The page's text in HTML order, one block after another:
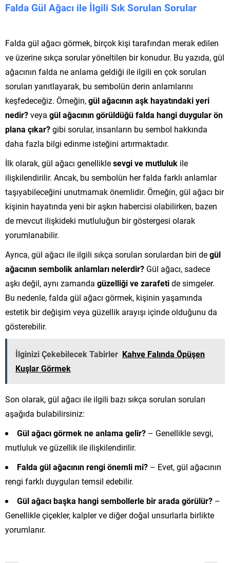
Falda Gül Ağacı ile İlgili Sık Sorulan Sorular
Falda gül ağacı görmek, birçok kişi tarafından merak edilen
ve üzerine sıkça sorular yöneltilen bir konudur. Bu yazıda, gül
ağacının falda ne anlama geldiği ile ilgili en çok sorulan
soruları yanıtlayarak, bu sembolün derin anlamlarını
keşfedeceğiz. Örneğin,gül ağacının aşk hayatındaki yeri
nedir?veya gül ağacının görüldüğü falda hangi duygular ön
plana çıkar?gibi sorular, insanların bu sembol hakkında
daha fazla bilgi edinme isteğini artırmaktadır.
İlk olarak, gül ağacı genelliklesevgi ve mutluluk ile
ilişkilendirilir. Ancak, bu sembolün her falda farklı anlamlar
taşıyabileceğini unutmamak önemlidir. Örneğin, gül ağacı bir
kişinin hayatında yeni bir aşkın habercisi olabilirken, bazen
de mevcut ilişkideki mutluluğun bir göstergesi olarak
yorumlanabilir.
Ayrıca, gül ağacı ile ilgili sıkça sorulan sorulardan biri degül
ağacının sembolik anlamları nelerdir? Gül ağacı, sadece
aşkı değil, aynı zamanda güzelliği ve zarafetide simgeler.
Bu nedenle, falda gül ağacı görmek, kişinin yaşamında
estetik bir değişim veya güzellik arayışı içinde olduğunu da
gösterebilir.
İlginizi Çekebilecek Tabirler Kahve Falında Öpüşen
Kuşlar Görmek
Son olarak, gül ağacı ile ilgili bazı sıkça sorulan soruları
aşağıda bulabilirsiniz:
Gül ağacı görmek ne anlama gelir? – Genellikle sevgi,
mutluluk ve güzellik ile ilişkilendirilir.
Falda gül ağacının rengi önemli mi? – Evet, gül ağacının
rengi farklı duyguları temsil edebilir.
Gül ağacı başka hangi sembollerle bir arada görülür? –
Genellikle çiçekler, kalpler ve diğer doğal unsurlarla birlikte
yorumlanır.